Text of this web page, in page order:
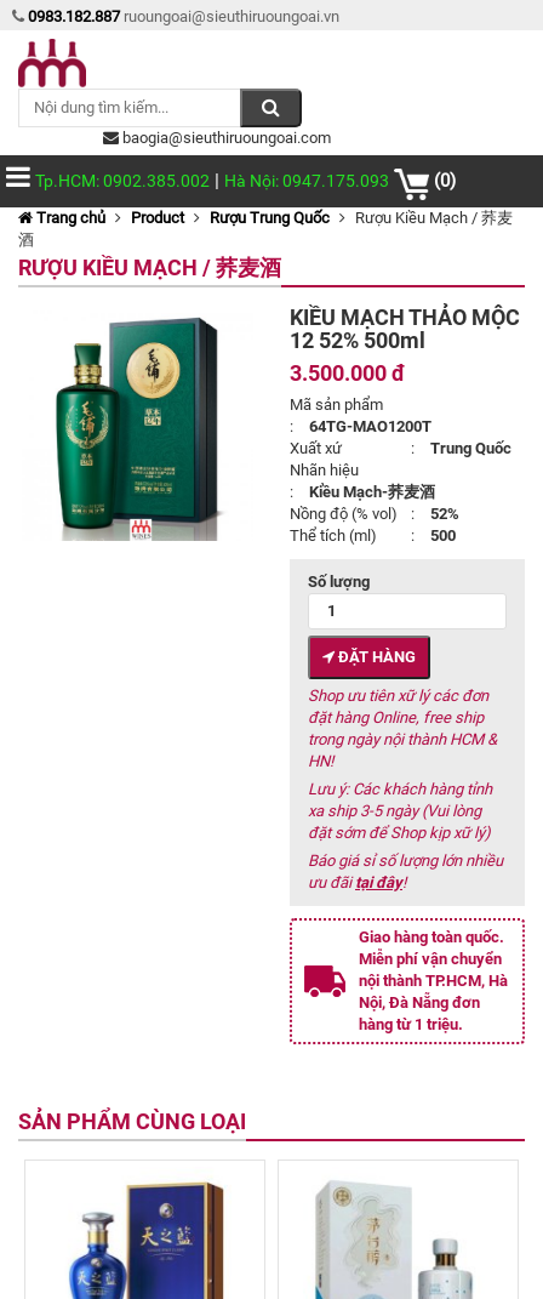
0983.182.887 ruoungoai@sieuthiruoungoai.vn
baogia@sieuthiruoungoai.com
Tp.HCM: 0902.385.002 | Hà Nội: 0947.175.093 (0)
Trang chủ Product Rượu Trung Quốc
Rượu Kiều Mạch / 荞麦
酒
RƯỢU KIỀU MẠCH / 荞麦酒
KIỀU MẠCH THẢO MỘC
12 52% 500ml
3.500.000 đ
Mã sản phẩm
:
64TG-MAO1200T
Xuất xứ
:
Trung Quốc
Nhãn hiệu
:
Kiều Mạch-荞麦酒
Nồng độ (% vol)
:
52%
Thể tích (ml)
: 500
Số lượng
ĐẶT HÀNG
Shop ưu tiên xữ lý các đơn
đặt hàng Online, free ship
trong ngày nội thành HCM &
HN!
Lưu ý: Các khách hàng tỉnh
xa ship 3-5 ngày (Vui lòng
đặt sớm để Shop kịp xữ lý)
Báo giá sỉ số lượng lớn nhiều
ưu đãitại đây!
Giao hàng toàn quốc.
Miễn phí vận chuyển
nội thành TP.HCM, Hà
Nội, Đà Nẵng đơn
hàng từ 1 triệu.
SẢN PHẨM CÙNG LOẠI